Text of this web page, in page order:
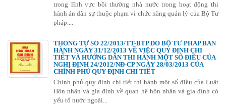
trong lĩnh vực bồi thường nhà nước trong hoạt động thi
hành án dân sự thuộc phạm vi chức năng quản lý của Bộ Tư
pháp....
THÔNG TƯ SỐ 22/2013/TT-BTP DO BỘ TƯ PHÁP BAN
HÀNH NGÀY 31/12/2013 VỀ VIỆC QUY ĐỊNH CHI
TIẾT VÀ HƯỚNG DẪN THI HÀNH MỘT SỐ ĐIỀU CỦA
NGHỊ ĐỊNH 24/2012/NĐ-CP NGÀY 28/03/2013 CỦA
CHÍNH PHỦ QUY ĐỊNH CHI TIẾT
Chính phủ quy định chi tiết thi hành một số điều của Luật
Hôn nhân và gia đình về quan hệ hôn nhân và gia đình có
yếu tố nước ngoài...